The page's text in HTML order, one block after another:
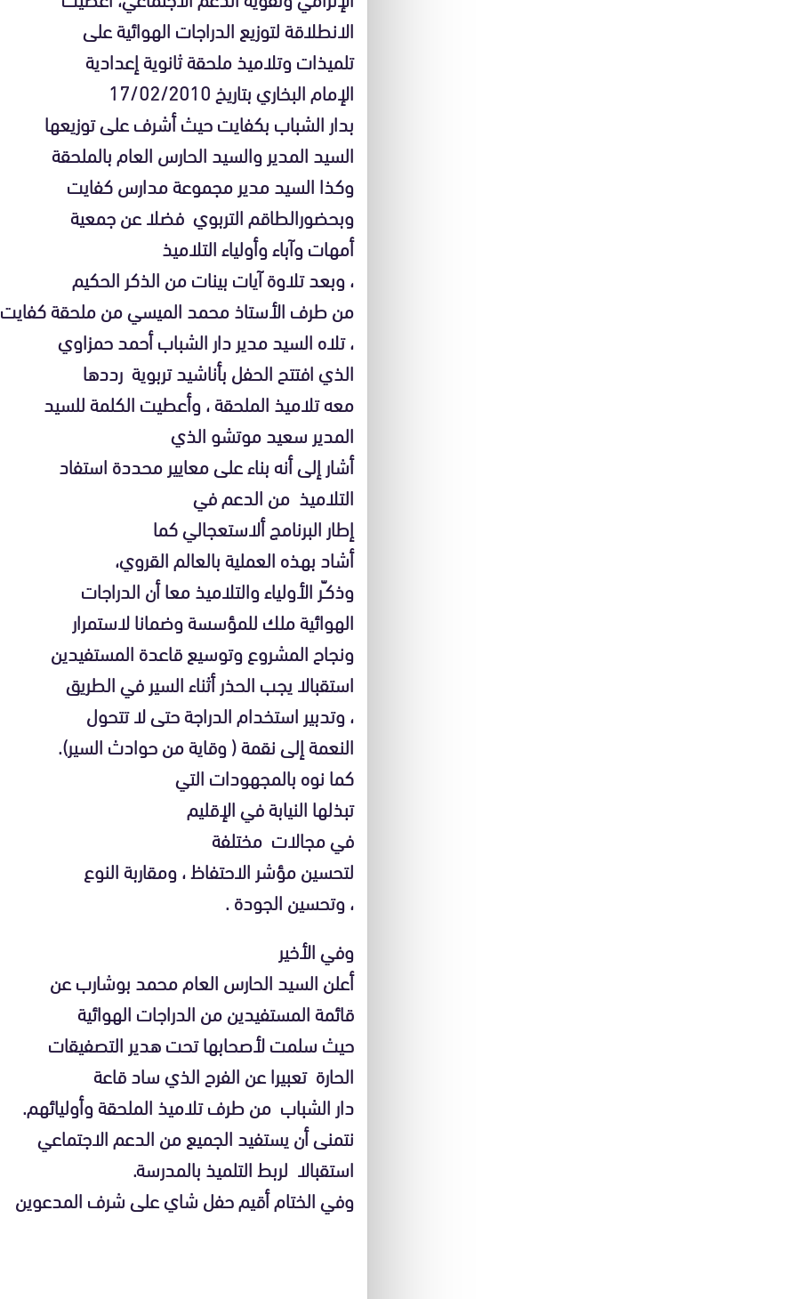
الانطلاقة لتوزيع الدراجات الهوائية على
تلميذات وتلاميذ ملحقة ثانوية إعدادية
الإمام البخاري بتاريخ 17/02/2010
بدار الشباب بكفايت حيث أشرف على توزيعها
السيد المدير والسيد الحارس العام بالملحقة
وكذا السيد مدير مجموعة مدارس كفايت
وبحضورالطاقم التربوي فضلا عن جمعية
أمهات وآباء وأولياء التلاميذ
، وبعد تلاوة آيات بينات من الذكر الحكيم
من طرف الأستاذ محمد الميسي من ملحقة كفايت
، تلاه السيد مدير دار الشباب أحمد حمزاوي
الذي افتتح الحفل بأناشيد تربوية رددها
معه تلاميذ الملحقة ، وأعطيت الكلمة للسيد
المدير سعيد موتشو الذي
أشار إلى أنه بناء على معايير محددة استفاد
التلاميذ من الدعم في
إطار البرنامج ألاستعجالي كما
أشاد بهذه العملية بالعالم القروي،
وذكـّر الأولياء والتلاميذ معا أن الدراجات
الهوائية ملك للمؤسسة وضمانا لاستمرار
ونجاح المشروع وتوسيع قاعدة المستفيدين
استقبالا يجب الحذر أثناء السير في الطريق
، وتدبير استخدام الدراجة حتى لا تتحول
النعمة إلى نقمة ( وقاية من حوادث السير).
كما نوه بالمجهودات التي
تبذلها النيابة في الإقليم
في مجالات مختلفة
لتحسين مؤشر الاحتفاظ ، ومقاربة النوع
، وتحسين الجودة .
وفي الأخير
أعلن السيد الحارس العام محمد بوشارب عن
قائمة المستفيدين من الدراجات الهوائية
حيث سلمت لأصحابها تحت هدير التصفيقات
الحارة تعبيرا عن الفرح الذي ساد قاعة
دار الشباب من طرف تلاميذ الملحقة وأوليائهم.
نتمنى أن يستفيد الجميع من الدعم الاجتماعي
استقبالا لربط التلميذ بالمدرسة.
وفي الختام أقيم حفل شاي على شرف المدعوين